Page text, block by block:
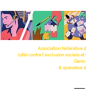
Association fédérative
lutte contre l’exclusion sociale
Denis
& opérateur